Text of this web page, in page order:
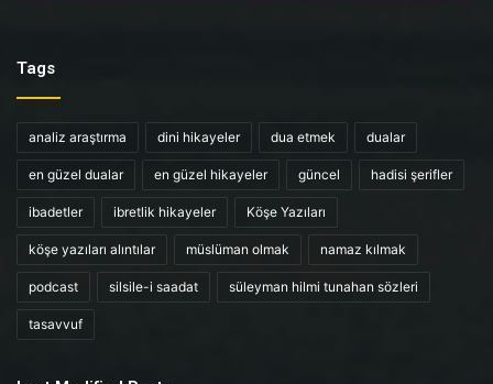
Tags
analiz araştırma dini hikayeler dua etmek dualar
en güzel dualar en güzel hikayeler güncel hadisi şerifler
ibadetler ibretlik hikayeler Köşe Yazıları
köşe yazıları alıntılar müslüman olmak namaz kılmak
podcast silsile-i saadat süleyman hilmi tunahan sözleri
tasavvuf